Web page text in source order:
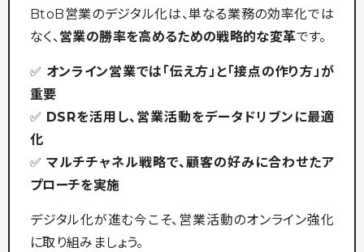
BtoB営業のデジタル化は、単なる業務の効率化では
なく、営業の勝率を高めるための戦略的な変革です。
✅ オンライン営業では「伝え方」と「接点の作り方」が
重要
✅ DSRを活用し、営業活動をデータドリブンに最適
化
✅ マルチチャネル戦略で、顧客の好みに合わせたア
プローチを実施
デジタル化が進む今こそ、営業活動のオンライン強化
に取り組みましょう。